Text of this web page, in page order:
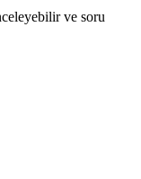
ve soru